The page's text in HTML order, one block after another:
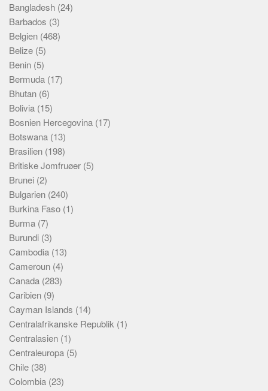
Bangladesh (24)
Barbados (3)
Belgien (468)
Belize (5)
Benin (5)
Bermuda (17)
Bhutan (6)
Bolivia (15)
Bosnien Hercegovina (17)
Botswana (13)
Brasilien (198)
Britiske Jomfruøer (5)
Brunei (2)
Bulgarien (240)
Burkina Faso (1)
Burma (7)
Burundi (3)
Cambodia (13)
Cameroun (4)
Canada (283)
Caribien (9)
Cayman Islands (14)
Centralafrikanske Republik (1)
Centralasien (1)
Centraleuropa (5)
Chile (38)
Colombia (23)